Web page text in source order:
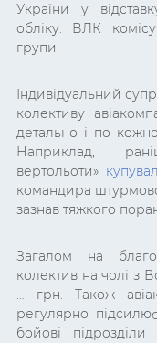
України у
обліку. ВЛК
групи.
Індивідуальний
колективу
детально і по
Наприклад,
вертольоти»
командира
зазнав тяжкого
Загалом на
колектив на чолі з
… грн. Також
регулярно
бойові